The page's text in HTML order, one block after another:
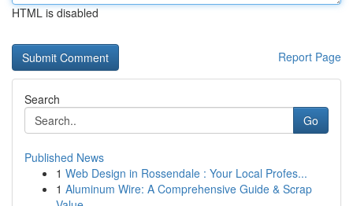
HTML is disabled
Report Page
Search
Go
Published News
1 Web Design in Rossendale : Your Local Profes...
1 Aluminum Wire: A Comprehensive Guide & Scrap